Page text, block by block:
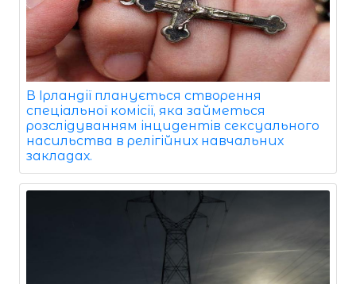
В Ірландії планується створення
спеціальної комісії, яка займеться
розслідуванням інцидентів сексуального
насильства в релігійних навчальних
закладах.